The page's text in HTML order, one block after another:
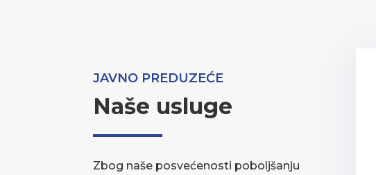
JAVNO PREDUZEĆE
Naše usluge
Zbog naše posvećenosti poboljšanju